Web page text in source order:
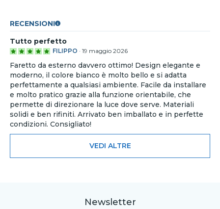
RECENSIONI
Tutto perfetto
FILIPPO · 19 maggio 2026
Faretto da esterno davvero ottimo! Design elegante e
moderno, il colore bianco è molto bello e si adatta
perfettamente a qualsiasi ambiente. Facile da installare
e molto pratico grazie alla funzione orientabile, che
permette di direzionare la luce dove serve. Materiali
solidi e ben rifiniti. Arrivato ben imballato e in perfette
condizioni. Consigliato!
VEDI ALTRE
Newsletter